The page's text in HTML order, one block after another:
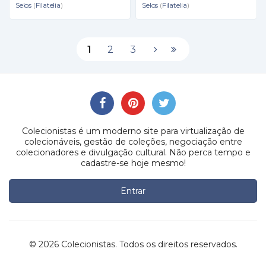
Selos (Filatelia) Selos (Filatelia)
1 2 3
Colecionistas é um moderno site para virtualização de
colecionáveis, gestão de coleções, negociação entre
colecionadores e divulgação cultural. Não perca tempo e
cadastre-se hoje mesmo!
Entrar
© 2026 Colecionistas. Todos os direitos reservados.